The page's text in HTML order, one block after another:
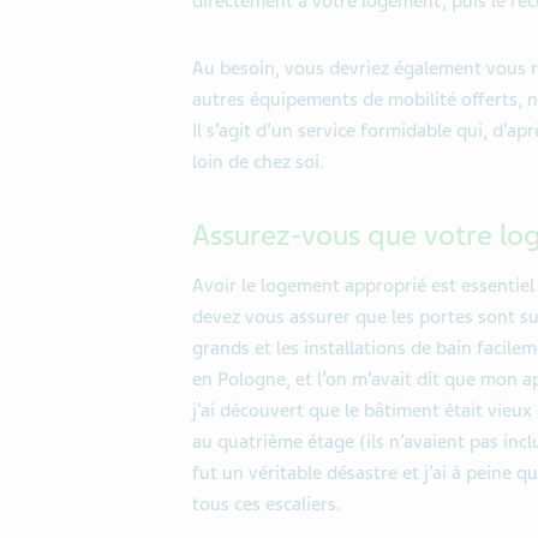
Au besoin, vous devriez également vous
autres équipements de mobilité offerts,
Il s’agit d’un service formidable qui, d’
loin de chez soi.
Assurez-vous que votre
Avoir le logement approprié est
devez vous assurer que les portes sont
grands et les installations de bain
en Pologne, et l’on m’avait dit que mon
j’ai découvert que le bâtiment était vieux
au quatrième étage (ils n’avaient pas
fut un véritable désastre et j’ai à peine
tous ces escaliers.